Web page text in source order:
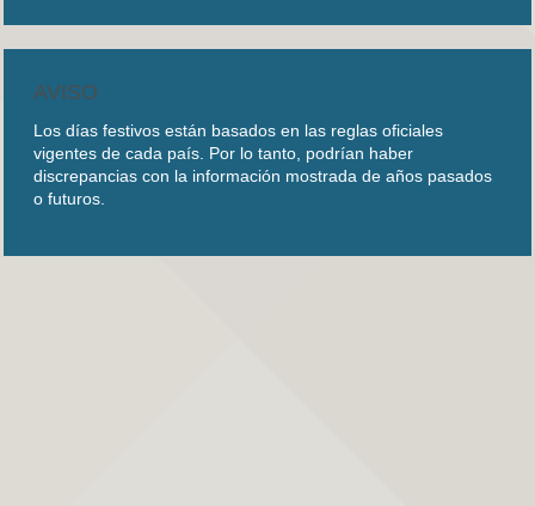
AVISO
Los días festivos están basados en las reglas oficiales
vigentes de cada país. Por lo tanto, podrían haber
discrepancias con la información mostrada de años pasados
o futuros.